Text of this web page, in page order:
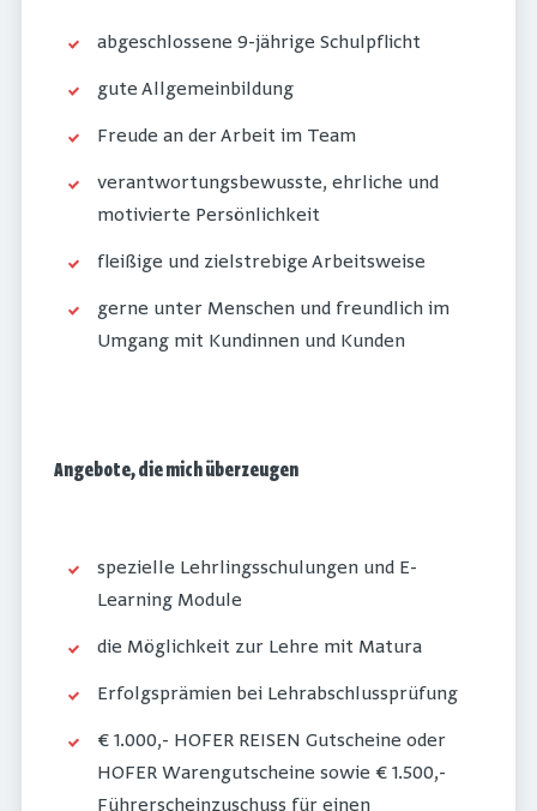
abgeschlossene 9-jährige Schulpflicht
gute Allgemeinbildung
Freude an der Arbeit im Team
verantwortungsbewusste, ehrliche und
motivierte Persönlichkeit
fleißige und zielstrebige Arbeitsweise
gerne unter Menschen und freundlich im
Umgang mit Kundinnen und Kunden
Angebote, die mich überzeugen
spezielle Lehrlingsschulungen und E-
Learning Module
die Möglichkeit zur Lehre mit Matura
Erfolgsprämien bei Lehrabschlussprüfung
€ 1.000,- HOFER REISEN Gutscheine oder
HOFER Warengutscheine sowie € 1.500,-
Führerscheinzuschuss für einen